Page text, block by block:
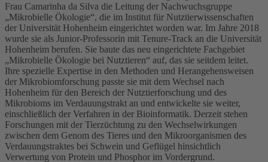
Frau Camarinha da Silva die Leitung der Nachwuchsgruppe
„Mikrobielle Ökologie“, die im Institut für Nutztierwissenschaften
der Universität Hohenheim eingerichtet worden war. Im Jahre 2018
wurde sie als Junior-Professorin mit Tenure-Track an die Universität
Hohenheim berufen. Sie baute das neu eingerichtete Fachgebiet
„Mikrobielle Ökologie bei Nutztieren“ auf, das sie seitdem leitet.
Ihre spezielle Expertise in den Methoden und Herangehensweisen
der Mikrobiomforschung passte sie mit dem Wechsel nach
Hohenheim für den Bereich der Nutztierforschung und des
Mikrobioms im Verdauungstrakt an und entwickelte sie weiter,
einschließlich der Verfahren in der Bioinformatik. Derzeit stehen
Forschungen mit der Tierzüchtung zu den Wechselwirkungen
zwischen dem Genom des Tieres und den Mikroorganismen des
Verdauungstraktes bei Schwein und Geflügel hinsichtlich
Verwertung von Protein und Phosphor im Vordergrund.